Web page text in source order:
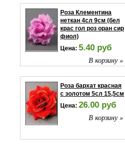
Роза Клементина
неткан 4сл 9см (бел
крас гол роз оран сир
фиол)
Цена: 5.40 руб
В корзину »
Роза бархат красная
с золотом 5сл 15,5см
Цена: 26.00 руб
В корзину »